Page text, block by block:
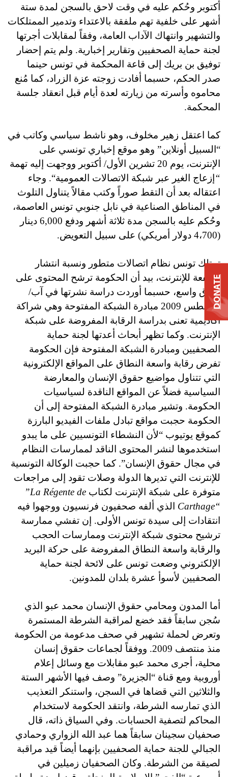
أكتوبر وحُكم عليه في وقت لاحق بالسجن لمدة ستة
أشهر على خلفية تهم ملفقة بالاعتداء وتدمير الممتلكات
والتشهير وانتهاك الآداب العامة، وفقاً لمقابلات أجرتها
لجنة حماية الصحفيين وتقارير إخبارية. ولم يتم إحضار
توفيق بن بريك إلى قاعة المحكمة في تونس حينما
صدر الحكم، حسبما أفادت زوجته عزة الزراد، كما مُنع
محاموه وأسرته من زيارته لعدة أيام قبل انعقاد جلسة
المحكمة.
كما اعتقل زهير مخلوف، وهو ناشط سياسي وكاتب في
“السبيل أونلاين” وهو موقع إخباري تونسي على
الإنترنت، يوم 20 تشرين الأول/ أكتوبر ووجهت إليه تهمة
“ إزعاج الغير عبر شبكة الاتصالات العمومية“. وجاء
اعتقاله بعد أن التقط صوراً وكتب مقالاً يتناول التلوث
في المناطق الصناعية في نابل جنوبي تونس العاصمة،
وحُكم عليه بالسجن مدة ثلاثة أشهر ودفع 6,000 دينار
(4،700 دولار أمريكي) على سبيل التعويض.
تمتلك تونس نظام اتصالات متطور ونسبة انتشار
مرتفعة للإنترنت، بيد أن الحكومة ترشح المحتوى على
نطاق واسع، حسبما أوردت دراسة نشرتها في آب/
أغسطس 2009 مبادرة الشبكة المفتوحة وهي شراكة
أكاديمية تعنى بدراسة الرقابة المفروضة على شبكة
الإنترنت. وكما تظهر أبحاث أعدتها لجنة حماية
الصحفيين ومبادرة الشبكة المفتوحة فإن الحكومة
تفرض رقابة واسعة النطاق على المواقع الإلكترونية
التي تتناول مواضيع حقوق الإنسان والمعارضة
السياسية فضلاً عن المواقع الناقدة لسياسيات
الحكومة. وتشير مبادرة الشبكة المفتوحة إلى أن
الحكومة حجبت مواقع تبادل ملفات الفيديو البارزة
كموقع يوتيوب “لأن النشطاء التونسيين على ما يبدو
استخدموها لنشر المحتوى الناقد لممارسات النظام
في مجال حقوق الإنسان”. كما حجبت الوكالة التونسية
للإنترنت التي تديرها الدولة وصلات تقود إلى مراجعات
متوفرة على شبكة الإنترنت لكتاب ”La Régente de
Carthage“
الذي ألفه صحفيون فرنسيون ووجهوا فيه
انتقادات إلى سيدة تونس الأولى. إن تفشي ممارسة
ترشيح محتوى شبكة الإنترنت وممارسات الحجب
والرقابة واسعة النطاق المفروضة على حركة البريد
الإلكتروني وضعت تونس على لائحة لجنة حماية
الصحفيين لأسوأ عشرة بلدان للمدونين.
أما المدون ومحامي حقوق الإنسان محمد عبو الذي
سُجن سابقاً فقد خضع لمراقبة الشرطة المستمرة
وتعرض لحملة تشهير في صحف مدعومة من الحكومة
منذ منتصف 2009. ووفقاً لجماعات حقوق إنسان
محلية، أجرى محمد عبو مقابلات مع وسائل إعلام
أوروبية ومع قناة “الجزيرة” وصف فيها الأشهر الستة
والثلاثين التي قضاها في السجن، واستنكر التعذيب
الذي تمارسه الشرطة، وانتقد الحكومة لاستخدام
المحاكم لتصفية الحسابات. وفي السياق ذاته، قال
صحفيان سجينان سابقاً هما عبد الله الزواري وحمادي
الجبالي للجنة حماية الصحفيين بإنهما أيضاً قيد مراقبة
لصيقة من الشرطة. وكان الصحفيان زميلين في
DONATE